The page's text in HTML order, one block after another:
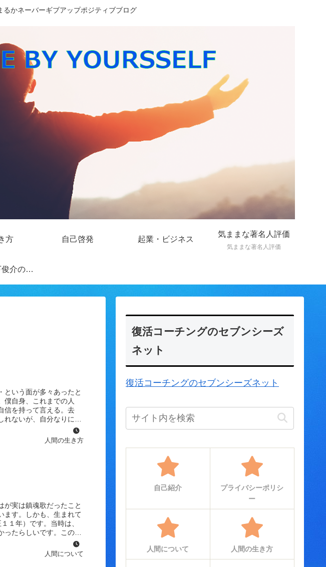
かネーバーギブアップポジティブブログ
方 自己啓発 起業・ビジネス
気ままな著名人評価
気ままな著名人評価
身体障害者岡下俊介の戯れ言ブログ
という面が多々あったと
僕自身、これまでの人
信を持って言える。去
れないが、自分なりに常
したかな」とは思った
にあたって最も大切なこ
いないとファンは失望す
人間の生き方
が実は鎮魂歌だったこと
ます。しかも、生まれて
１年）です。当時は、
たらしいです。この歌
ったのです。そう思って
にかかっていたとき、
人間について
復活コーチングのセブンシーズ
ネット
復活コーチングのセブンシーズネット
自己紹介
プライバシーポリシ
ー
人間について 人間の生き方